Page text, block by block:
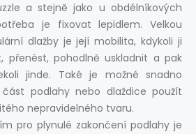
a stejně jako u obdélníkových
je fixovat lepidlem. Velkou
dlažby je její mobilita, kdykoli ji
přenést, pohodlně uskladnit a pak
jinde. Také je možné snadno
podlahy nebo dlaždice použít
nepravidelného tvaru.
pro plynulé zakončení podlahy je